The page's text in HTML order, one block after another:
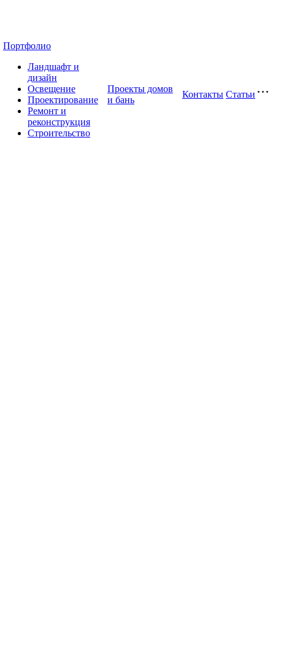
Портфолио
Ландшафт и
дизайн
Освещение
Проектирование
Ремонт и
реконструкция
Строительство
Проекты домов
и бань
Контакты Статьи